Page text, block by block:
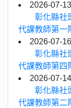
2026-07-13
彰化縣社
代課教師第一
2026-07-16
彰化縣社
代課教師第四
2026-07-14
彰化縣社
代課教師第二